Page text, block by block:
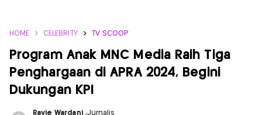
HOME CELEBRITY TV SCOOP
Program Anak MNC Media Raih Tiga
Penghargaan di APRA 2024, Begini
Dukungan KPI
Ravie Wardani ,Jurnalis